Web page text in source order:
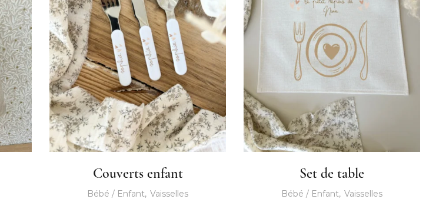
Couverts enfant
Bébé / Enfant Vaisselles
Set de table
Bébé / Enfant Vaisselles